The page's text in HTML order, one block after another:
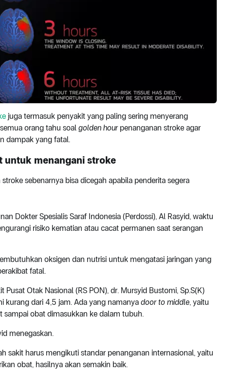
juga termasuk penyakit yang paling sering menyerang
orang tahu soal golden hour penanganan stroke agar
dampak yang fatal.
untuk menangani stroke
sebenarnya bisa dicegah apabila penderita segera
Dokter Spesialis Saraf Indonesia (Perdossi), Al Rasyid, waktu
risiko kematian atau cacat permanen saat serangan
oksigen dan nutrisi untuk mengatasi jaringan yang
fatal.
Otak Nasional (RS PON), dr. Mursyid Bustomi, Sp.S(K)
kurang dari 4,5 jam. Ada yang namanya door to middle, yaitu
sampai obat dimasukkan ke dalam tubuh.
menegaskan.
sakit harus mengikuti standar penanganan internasional, yaitu
obat, hasilnya akan semakin baik.